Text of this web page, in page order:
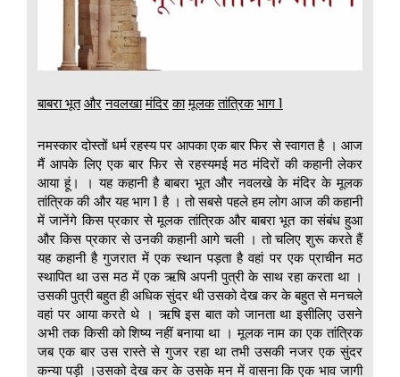
बाबरा भूतऔरनवलखामंदिरकामूलकतांत्रिकभाग1
नमस्कार दोस्तों धर्म रहस्य पर आपका एक बार फिर से स्वागत है । आज
मैं आपके लिए एक बार फिर से रहस्यमई मठ मंदिरों की कहानी लेकर
आया हूं। । यह कहानी है बाबरा भूत और नवलखे के मंदिर के मूलक
तांत्रिक की और यह भाग 1 है । तो सबसे पहले हम लोग आज की कहानी
में जानेंगे किस प्रकार से मूलक तांत्रिक और बाबरा भूत का संबंध हुआ
और किस प्रकार से उनकी कहानी आगे चली । तो चलिए शुरू करते हैं
यह कहानी है गुजरात में एक स्थान पड़ता है वहां पर एक प्राचीन मठ
स्थापित था उस मठ में एक ऋषि अपनी पुत्री के साथ रहा करता था ।
उसकी पुत्री बहुत ही अधिक सुंदर थी उसको देख कर के बहुत से मनचले
वहां पर आया करते थे । ऋषि इस बात को जानता था इसीलिए उसने
अभी तक किसी को शिष्य नहीं बनाया था । मूलक नाम का एक तांत्रिक
जब एक बार उस रास्ते से गुजर रहा था तभी उसकी नजर एक सुंदर
कन्या पड़ी ।उसको देख कर के उसके मन में वासना कि एक भाव जागी